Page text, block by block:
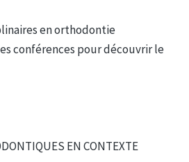
en orthodontie
conférences pour découvrir le
EN CONTEXTE